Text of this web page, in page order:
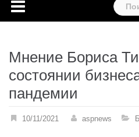
Мнение Бориса
состоянии
пандемии
10/11/2021 aspnews